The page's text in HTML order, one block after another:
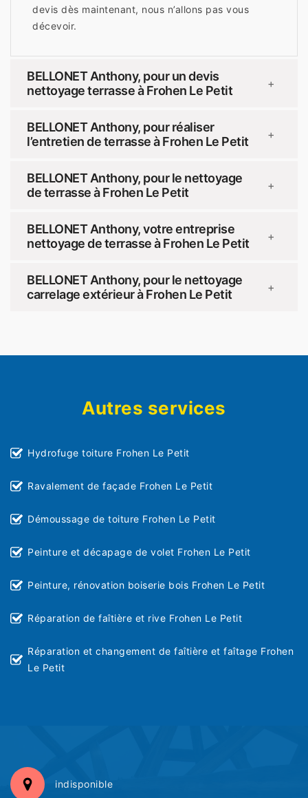
devis dès maintenant, nous n’allons pas vous
décevoir.
BELLONET Anthony, pour un devis
nettoyage terrasse à Frohen Le Petit
+
BELLONET Anthony, pour réaliser
l’entretien de terrasse à Frohen Le Petit
+
BELLONET Anthony, pour le nettoyage
de terrasse à Frohen Le Petit
+
BELLONET Anthony, votre entreprise
nettoyage de terrasse à Frohen Le Petit
+
BELLONET Anthony, pour le nettoyage
carrelage extérieur à Frohen Le Petit
+
Autres services
Hydrofuge toiture Frohen Le Petit
Ravalement de façade Frohen Le Petit
Démoussage de toiture Frohen Le Petit
Peinture et décapage de volet Frohen Le Petit
Peinture, rénovation boiserie bois Frohen Le Petit
Réparation de faîtière et rive Frohen Le Petit
Réparation et changement de faîtière et faîtage Frohen
Le Petit
indisponible